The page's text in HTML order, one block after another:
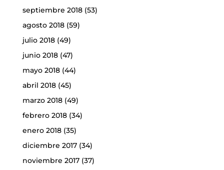
septiembre 2018(53)
agosto 2018(59)
julio 2018(49)
junio 2018(47)
mayo 2018(44)
abril 2018(45)
marzo 2018(49)
febrero 2018(34)
enero 2018(35)
diciembre 2017(34)
noviembre 2017(37)